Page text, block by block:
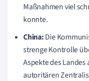
Maßnahmen viel
konnte.
China:Die
strenge Kontrolle
Aspekte des
autoritären